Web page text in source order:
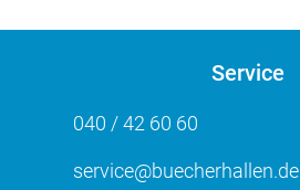
Service
040 / 42 60 60
service@buecherhallen.de